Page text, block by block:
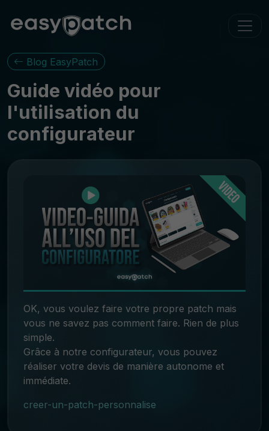
Blog EasyPatch
Guide vidéo pour
l'utilisation du
configurateur
OK, vous voulez faire votre propre patch mais
vous ne savez pas comment faire. Rien de plus
simple.
Grâce à notre configurateur, vous pouvez
réaliser votre devis de manière autonome et
immédiate.
creer-un-patch-personnalise